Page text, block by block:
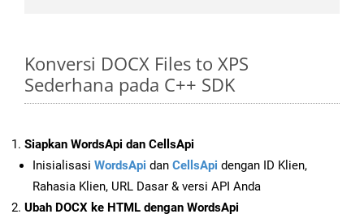
Konversi DOCX Files to XPS
Sederhana pada C++ SDK
Siapkan WordsApi dan CellsApi
Inisialisasi WordsApi dan CellsApi dengan ID Klien,
Rahasia Klien, URL Dasar & versi API Anda
Ubah DOCX ke HTML dengan WordsApi